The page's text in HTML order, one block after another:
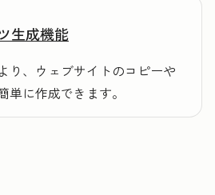
生成機能
り、ウェブサイトのコピーや
単に作成できます。